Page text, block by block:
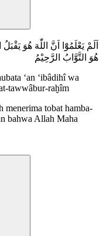
اَلَمْ يَعْلَمُوْٓا اَنَّ اللّٰهَ هُوَ
هُوَ التَّوَّابُ الرَّحِيْمُ
‘an ‘ibâdihî wa
tawwâbur-raḫîm
menerima tobat hamba-
bahwa Allah Maha